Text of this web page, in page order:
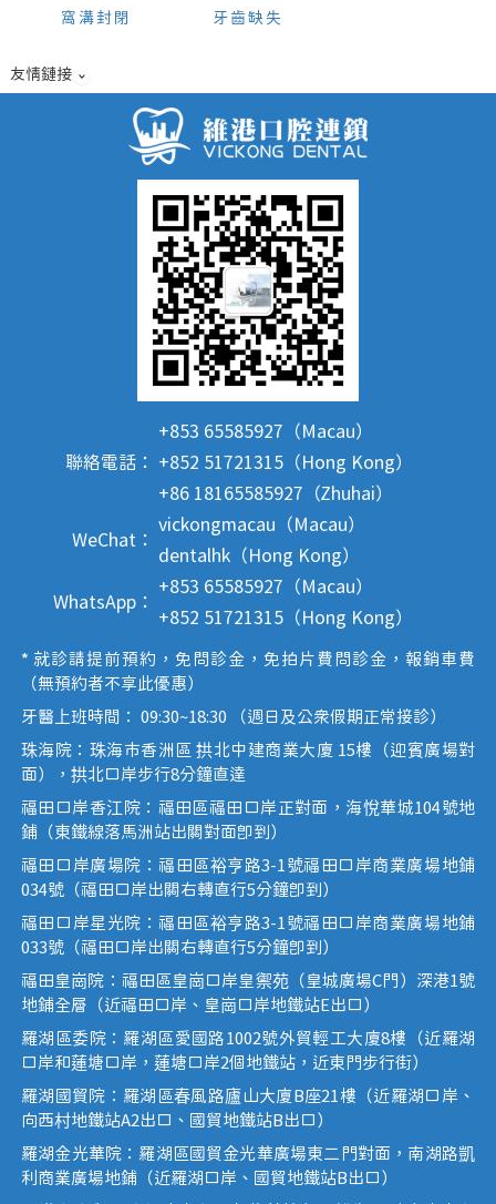
窩溝封閉 牙齒缺失
友情鏈接
聯絡電話：
+853 65585927（Macau）
+852 51721315（Hong Kong）
+86 18165585927（Zhuhai）
WeChat：
vickongmacau（Macau）
dentalhk（Hong Kong）
WhatsApp：
+853 65585927（Macau）
+852 51721315（Hong Kong）
* 就診請提前預約，免問診金，免拍片費問診金，報銷車費
（無預約者不享此優惠）
牙醫上班時間： 09:30~18:30 （週日及公眾假期正常接診）
珠海院：珠海市香洲區 拱北中建商業大廈 15樓（迎賓廣場對
面），拱北口岸步行8分鐘直達
福田口岸香江院：福田區福田口岸正對面，海悅華城104號地
鋪（東鐵線落馬洲站出關對面即到）
福田口岸廣場院：福田區裕亨路3-1號福田口岸商業廣場地鋪
034號（福田口岸出關右轉直行5分鐘即到）
福田口岸星光院：福田區裕亨路3-1號福田口岸商業廣場地鋪
033號（福田口岸出關右轉直行5分鐘即到）
福田皇崗院：福田區皇崗口岸皇禦苑（皇城廣場C門）深港1號
地鋪全層（近福田口岸、皇崗口岸地鐵站E出口）
羅湖區委院：羅湖區愛國路1002號外貿輕工大廈8樓（近羅湖
口岸和蓮塘口岸，蓮塘口岸2個地鐵站，近東門步行街）
羅湖國貿院：羅湖區春風路廬山大廈B座21樓（近羅湖口岸、
向西村地鐵站A2出口、國貿地鐵站B出口）
羅湖金光華院：羅湖區國貿金光華廣場東二門對面，南湖路凱
利商業廣場地鋪（近羅湖口岸、國貿地鐵站B出口）